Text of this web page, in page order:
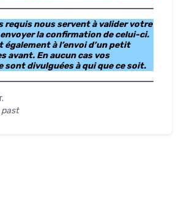
requis nous servent à valider votre
la confirmation de celui-ci.
à l’envoi d’un petit
avant. En aucun cas vos
sont divulguées à qui que ce soit.
past